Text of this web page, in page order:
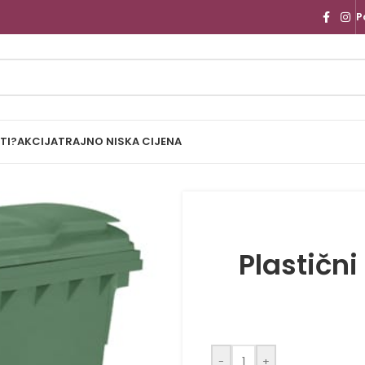
AKCIJATRAJNO NISKA CIJENA
- +